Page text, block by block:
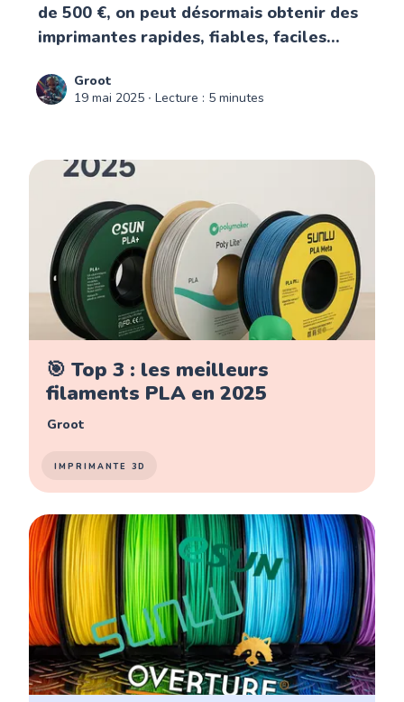
de 500 €, on peut désormais obtenir des
imprimantes rapides, fiables, faciles...
Groot
19 mai 2025 ∙ Lecture : 5 minutes
🎯 Top 3 : les meilleurs
filaments PLA en 2025
Groot
IMPRIMANTE 3D